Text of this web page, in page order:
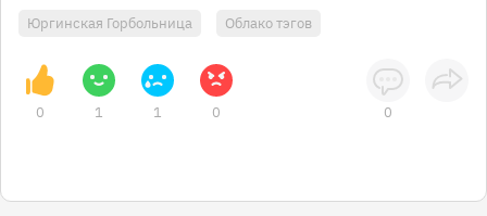
Юргинская Горбольница Облако тэгов
0 1 1 0 0